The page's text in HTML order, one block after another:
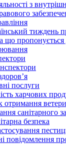
з
тиждень
що
послуги
харчових
отримання
санітарного
безпека
повідомлення